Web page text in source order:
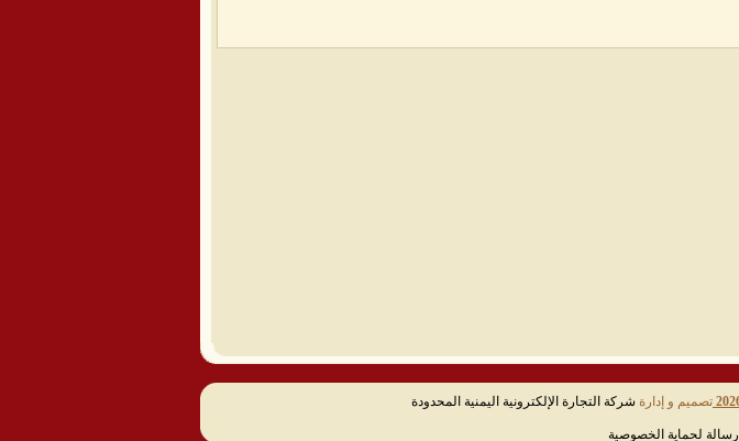
تصميم و إدارة شركة التجارة الإلكترونية اليمنية المحدودة
رسالة لحماية الخصوصية